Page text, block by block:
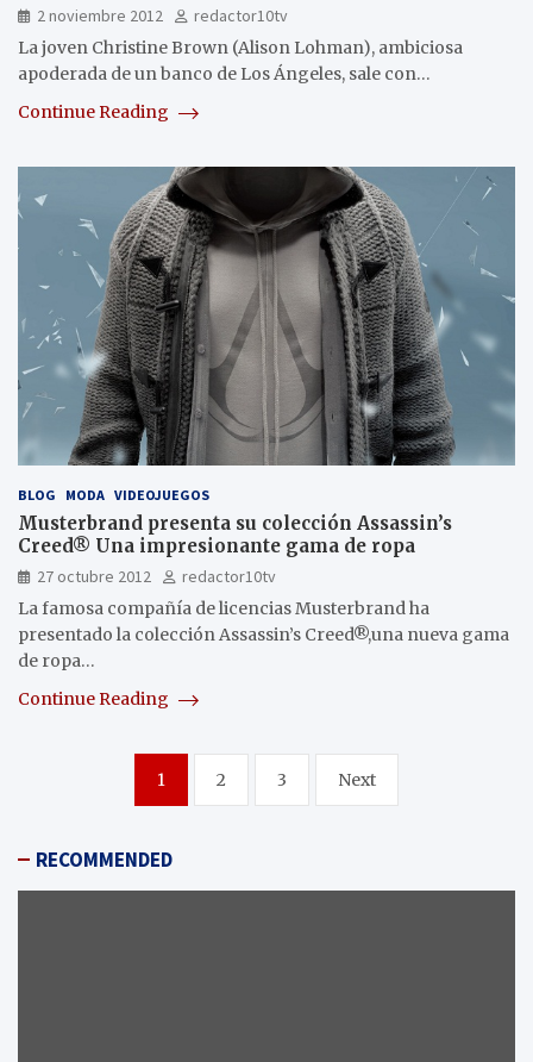
2 noviembre 2012
redactor10tv
La joven Christine Brown (Alison Lohman), ambiciosa
apoderada de un banco de Los Ángeles, sale con…
Continue Reading
BLOG MODA VIDEOJUEGOS
Musterbrand presenta su colección Assassin’s
Creed® Una impresionante gama de ropa
27 octubre 2012
redactor10tv
La famosa compañía de licencias Musterbrand ha
presentado la colección Assassin’s Creed®,una nueva gama
de ropa…
Continue Reading
Paginación
entradas
1 2 3 Next
RECOMMENDED